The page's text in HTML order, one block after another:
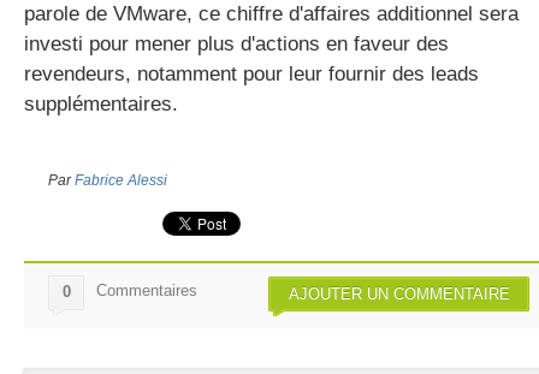
parole de VMware, ce chiffre d'affaires additionnel sera
investi pour mener plus d'actions en faveur des
revendeurs, notamment pour leur fournir des leads
supplémentaires.
ParFabrice Alessi
AJOUTER UN COMMENTAIRE
0 Commentaires